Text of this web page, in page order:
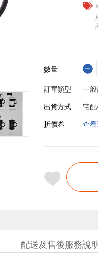
數量
訂單類型
一
出貨方式
宅
折價券
查
配送及售後服務說